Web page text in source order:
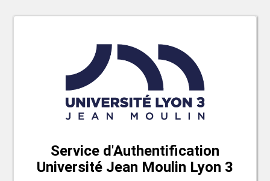
Service d'Authentification
Université Jean Moulin Lyon 3